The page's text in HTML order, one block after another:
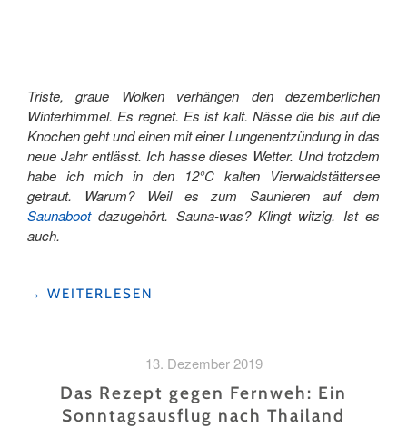
Triste, graue Wolken verhängen den dezemberlichen
Winterhimmel. Es regnet. Es ist kalt. Nässe die bis auf die
Knochen geht und einen mit einer Lungenentzündung in das
neue Jahr entlässt. Ich hasse dieses Wetter. Und trotzdem
habe ich mich in den 12°C kalten Vierwaldstättersee
getraut. Warum? Weil es zum Saunieren auf dem
Saunabootdazugehört. Sauna-was? Klingt witzig. Ist es
auch.
"IM
→ WEITERLESEN
13. Dezember 2019
Das Rezept gegen Fernweh: Ein
Sonntagsausflug nach Thailand